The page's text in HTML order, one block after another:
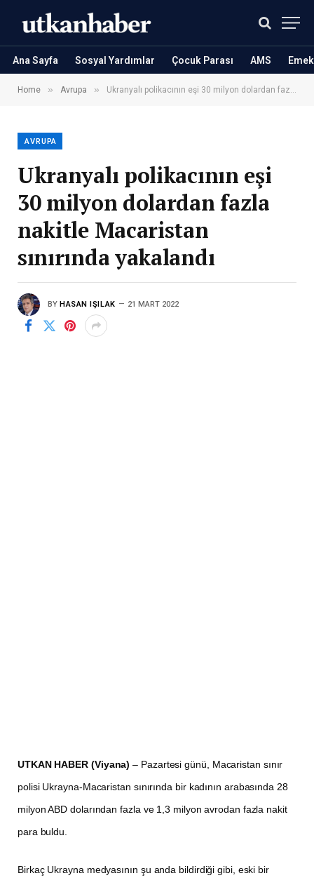
Ana Sayfa Sosyal Yardımlar Çocuk Parası AMS
Home » Avrupa » Ukranyalı polikacının eşi 30 milyon dolardan fazla nakitle Macaristan sınırında yakalandı
AVRUPA
Ukranyalı polikacının eşi
30 milyon dolardan fazla
nakitle Macaristan
sınırında yakalandı
BY HASAN IŞILAK 21 MART 2022
UTKAN HABER (Viyana) – Pazartesi günü, Macaristan sınır
polisi Ukrayna-Macaristan sınırında bir kadının arabasında 28
milyon ABD dolarından fazla ve 1,3 milyon avrodan fazla nakit
para buldu.
Birkaç Ukrayna medyasının şu anda bildirdiği gibi, eski bir